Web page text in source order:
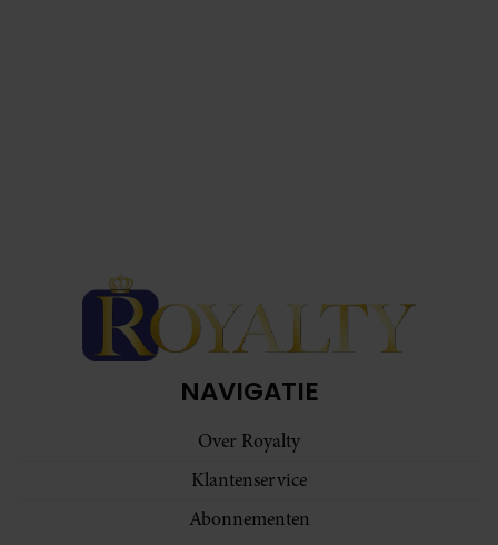
NAVIGATIE
Over Royalty
Klantenservice
Abonnementen